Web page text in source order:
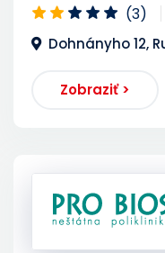
(3)
Dohnányho 12,
Zobraziť >